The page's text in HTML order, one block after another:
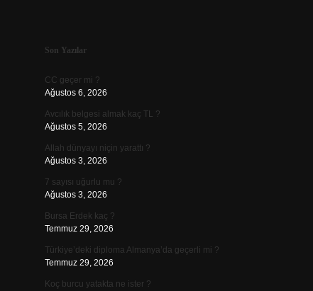
Sidebar
Son Yazılar
CC geçer mi ?
Ağustos 6, 2026
Avcılık belgesi almak kaç TL ?
Ağustos 5, 2026
Allah dünyayı niçin yarattı ?
Ağustos 3, 2026
7 sayısı uğurlu mu ?
Ağustos 3, 2026
Bursa Erdek kaç ?
Temmuz 29, 2026
Türkiye’deki diploma Almanya’da geçerli mi ?
Temmuz 29, 2026
Koç burcu yatakta ne ister ?